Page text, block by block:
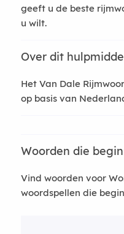
geeft u de beste
u wilt.
Over dit
Het Van Dale
op basis van
Woorden die
Vind woorden voor
woordspellen die